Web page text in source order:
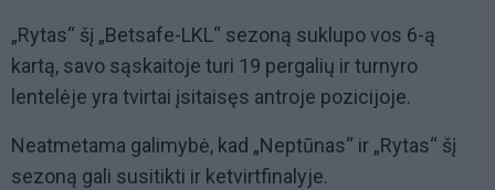
„Rytas“ šį „Betsafe-LKL“ sezoną suklupo vos 6-ą
kartą, savo sąskaitoje turi 19 pergalių ir turnyro
lentelėje yra tvirtai įsitaisęs antroje pozicijoje.
Neatmetama galimybė, kad „Neptūnas“ ir „Rytas“ šį
sezoną gali susitikti ir ketvirtfinalyje.